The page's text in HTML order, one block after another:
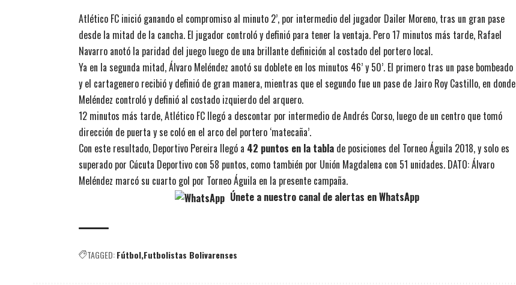
Atlético FC inició ganando el compromiso al minuto 2’, por intermedio del jugador Dailer Moreno, tras un gran pase
desde la mitad de la cancha. El jugador controló y definió para tener la ventaja. Pero 17 minutos más tarde, Rafael
Navarro anotó la paridad del juego luego de una brillante definición al costado del portero local.
Ya en la segunda mitad, Álvaro Meléndez anotó su doblete en los minutos 46’ y 50’. El primero tras un pase bombeado
y el cartagenero recibió y definió de gran manera, mientras que el segundo fue un pase de Jairo Roy Castillo, en donde
Meléndez controló y definió al costado izquierdo del arquero.
12 minutos más tarde, Atlético FC llegó a descontar por intermedio de Andrés Corso, luego de un centro que tomó
dirección de puerta y se coló en el arco del portero ‘matecaña’.
Con este resultado, Deportivo Pereira llegó a 42 puntos en la tabla de posiciones del Torneo Águila 2018, y solo es
superado por Cúcuta Deportivo con 58 puntos, como también por Unión Magdalena con 51 unidades. DATO: Álvaro
Meléndez marcó su cuarto gol por Torneo Águila en la presente campaña.
Únete a nuestro canal de alertas en WhatsApp
TAGGED:Fútbol Futbolistas Bolivarenses